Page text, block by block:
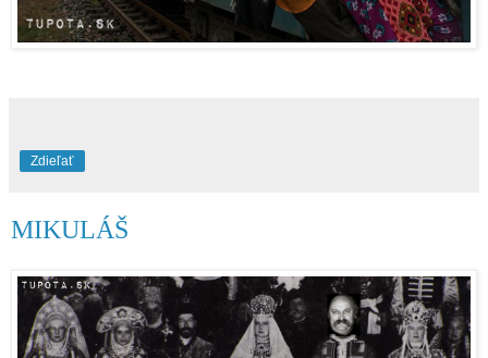
Zdieľať
MIKULÁŠ